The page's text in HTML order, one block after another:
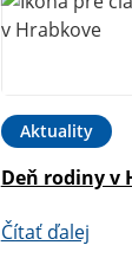
Aktuality
Deň rodiny v
Čítať ďalej